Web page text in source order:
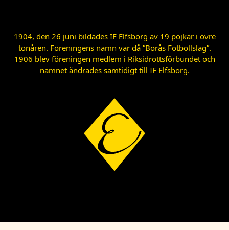
1904, den 26 juni bildades IF Elfsborg av 19 pojkar i övre
tonåren. Föreningens namn var då ”Borås Fotbollslag”.
1906 blev föreningen medlem i Riksidrottsförbundet och
namnet ändrades samtidigt till IF Elfsborg.